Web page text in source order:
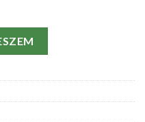
3 mennyiség